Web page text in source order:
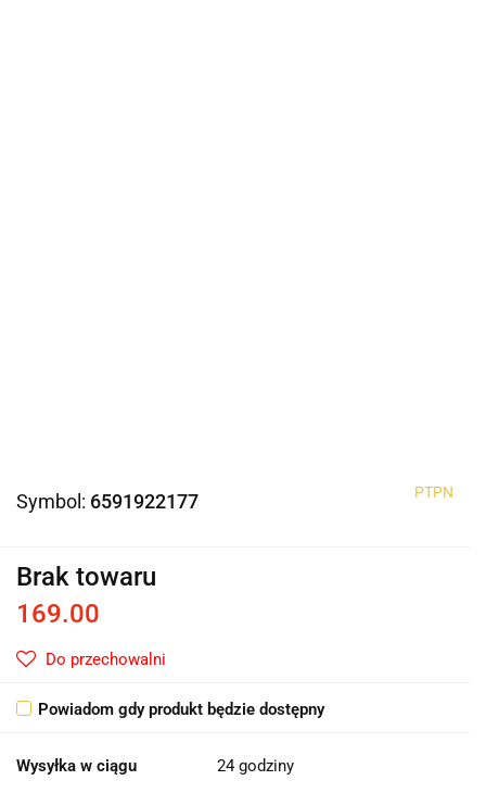
Symbol: 6591922177 PTPN
Brak towaru
169.00
Do przechowalni
Powiadom gdy produkt będzie dostępny
Wysyłka w ciągu 24 godziny